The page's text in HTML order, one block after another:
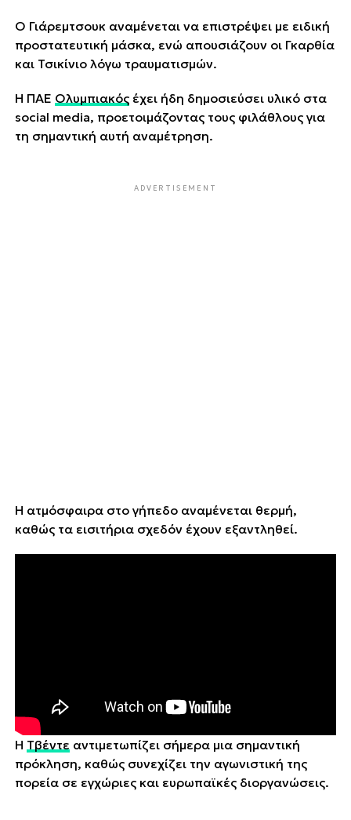
Ο Γιάρεμτσουκ αναμένεται να επιστρέψει με ειδική
προστατευτική μάσκα, ενώ απουσιάζουν οι Γκαρθία
και Τσικίνιο λόγω τραυματισμών.
Η ΠΑΕ Ολυμπιακόςέχει ήδη δημοσιεύσει υλικό στα
social media, προετοιμάζοντας τους φιλάθλους για
τη σημαντική αυτή αναμέτρηση.
ADVERTISEMENT
Η ατμόσφαιρα στο γήπεδο αναμένεται θερμή,
καθώς τα εισιτήρια σχεδόν έχουν εξαντληθεί.
Η Τβέντε αντιμετωπίζει σήμερα μια σημαντική
πρόκληση, καθώς συνεχίζει την αγωνιστική της
πορεία σε εγχώριες και ευρωπαϊκές διοργανώσεις.